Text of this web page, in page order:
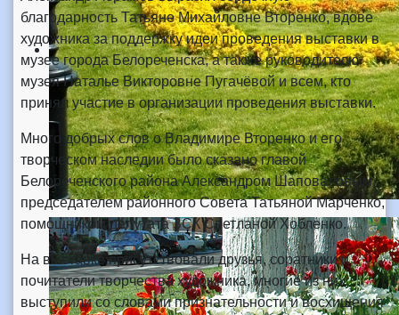
благодарность Татьяне Михайловне Вторенко, вдове
художника за поддержку идеи проведения выставки в
музее города Белореченска, а также руководителю
музея Наталье Викторовне Пугачёвой и всем, кто
принял участие в организации проведения выставки.
Много добрых слов о Владимире Вторенко и его
творческом наследии было сказано главой
Белореченского района Александром Шаповаловым,
председателем районного Совета Татьяной Марченко,
помощником депутата ЗСК Светланой Хобленко.
На выставке присутствовали друзья, соратники и
почитатели творчества художника, многие из них
выступили со словами признательности и восхищения